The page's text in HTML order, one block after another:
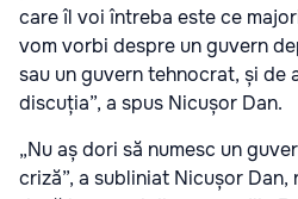
care îl voi întreba este ce
vom vorbi despre un guvern
sau un guvern tehnocrat, și de
discuția”, a spus Nicușor Dan.
„Nu aș dori să numesc un
criză”, a subliniat Nicușor